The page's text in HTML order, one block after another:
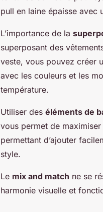
pull en laine épaisse avec
L’importance de la
superposant des
veste, vous pouvez créer
avec les couleurs et les
température.
Utiliser des éléments de
vous permet de
permettant d’ajouter
style.
Le mix and match ne se
harmonie visuelle et